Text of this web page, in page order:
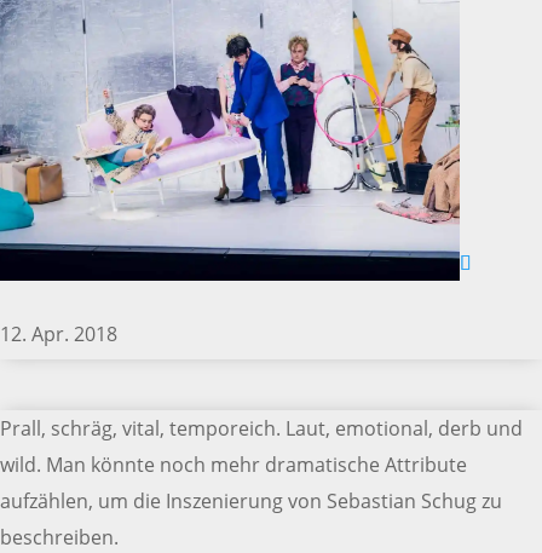
12. Apr. 2018
Prall, schräg, vital, temporeich. Laut, emotional, derb und
wild. Man könnte noch mehr dramatische Attribute
aufzählen, um die Inszenierung von Sebastian Schug zu
beschreiben.